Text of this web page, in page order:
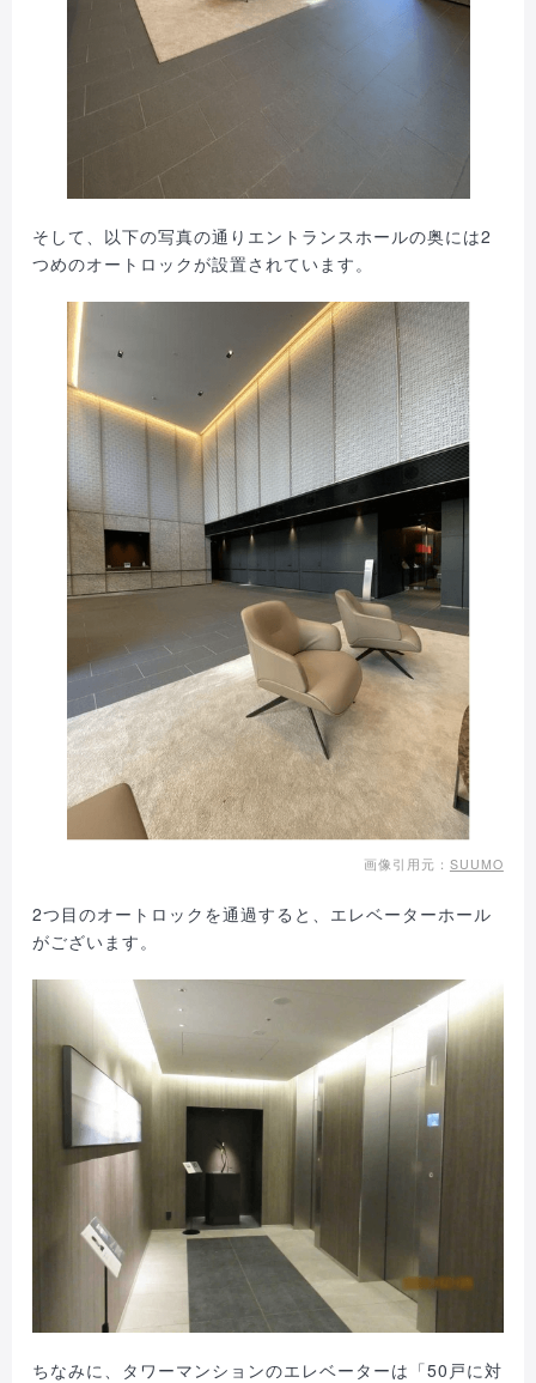
そして、以下の写真の通りエントランスホールの奥には2
つめのオートロックが設置されています。
画像引用元： SUUMO
2つ目のオートロックを通過すると、エレベーターホール
がございます。
ちなみに、タワーマンションのエレベーターは「50戸に対